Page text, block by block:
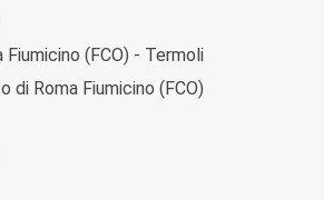
(FCO) - Termoli
di Roma Fiumicino (FCO)